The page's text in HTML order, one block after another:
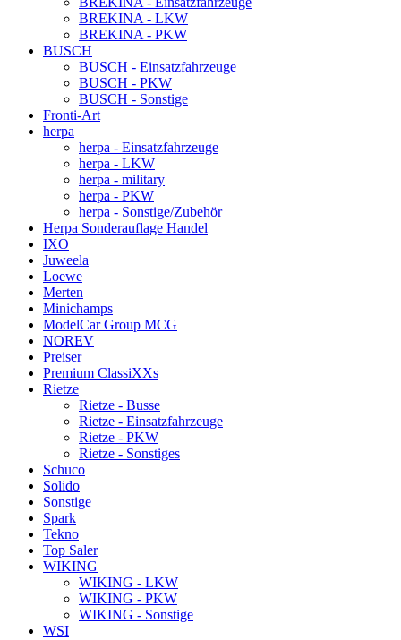
BREKINA - LKW
BREKINA - PKW
BUSCH
BUSCH - Einsatzfahrzeuge
BUSCH - PKW
BUSCH - Sonstige
Fronti-Art
herpa
herpa - Einsatzfahrzeuge
herpa - LKW
herpa - military
herpa - PKW
herpa - Sonstige/Zubehör
Herpa Sonderauflage Handel
IXO
Juweela
Loewe
Merten
Minichamps
ModelCar Group MCG
NOREV
Preiser
Premium ClassiXXs
Rietze
Rietze - Busse
Rietze - Einsatzfahrzeuge
Rietze - PKW
Rietze - Sonstiges
Schuco
Solido
Sonstige
Spark
Tekno
Top Saler
WIKING
WIKING - LKW
WIKING - PKW
WIKING - Sonstige
WSI